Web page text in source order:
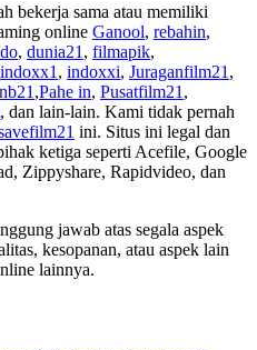
bekerja sama atau memiliki
online Ganool, rebahin,
, dunia21 , filmapik,
indoxx1 , indoxxi, Juraganfilm21 ,
nb21 ,Pahe in, Pusatfilm21 ,
, dan lain-lain. Kami tidak pernah
ini. Situs ini legal dan
ketiga seperti Acefile, Google
Zippyshare, Rapidvideo, dan
jawab atas segala aspek
kesopanan, atau aspek lain
lainnya.